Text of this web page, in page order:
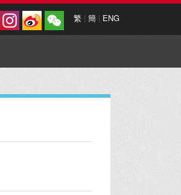
繁 | 簡 | ENG